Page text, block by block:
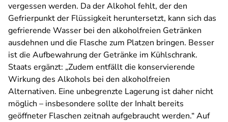
vergessen werden. Da der Alkohol fehlt, der den
Gefrierpunkt der Flüssigkeit heruntersetzt, kann sich das
gefrierende Wasser bei den alkoholfreien Getränken
ausdehnen und die Flasche zum Platzen bringen. Besser
ist die Aufbewahrung der Getränke im Kühlschrank.
Staats ergänzt: „Zudem entfällt die konservierende
Wirkung des Alkohols bei den alkoholfreien
Alternativen. Eine unbegrenzte Lagerung ist daher nicht
möglich – insbesondere sollte der Inhalt bereits
geöffneter Flaschen zeitnah aufgebraucht werden.“ Auf